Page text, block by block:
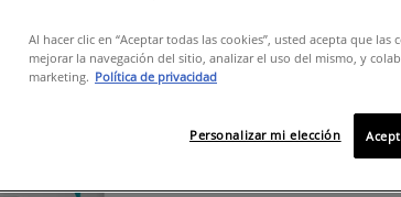
Al hacer clic en “Aceptar todas las cookies”, usted acepta que
mejorar la navegación del sitio, analizar el uso del mismo, y
marketing. Política de privacidad
Personalizar mi elección